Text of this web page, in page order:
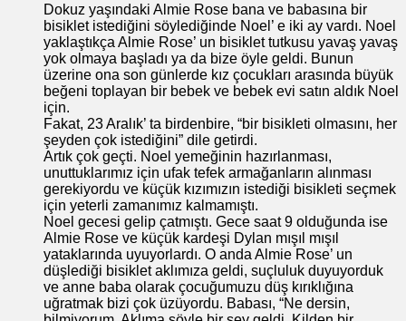
Dokuz yaşındaki Almie Rose bana ve babasına bir
bisiklet istediğini söylediğinde Noel’ e iki ay vardı. Noel
yaklaştıkça Almie Rose’ un bisiklet tutkusu yavaş yavaş
yok olmaya başladı ya da bize öyle geldi. Bunun
üzerine ona son günlerde kız çocukları arasında büyük
beğeni toplayan bir bebek ve bebek evi satın aldık Noel
için.
Fakat, 23 Aralık’ ta birdenbire, “bir bisikleti olmasını, her
şeyden çok istediğini” dile getirdi.
Artık çok geçti. Noel yemeğinin hazırlanması,
unuttuklarımız için ufak tefek armağanların alınması
gerekiyordu ve küçük kızımızın istediği bisikleti seçmek
için yeterli zamanımız kalmamıştı.
Noel gecesi gelip çatmıştı. Gece saat 9 olduğunda ise
Almie Rose ve küçük kardeşi Dylan mışıl mışıl
yataklarında uyuyorlardı. O anda Almie Rose’ un
düşlediği bisiklet aklımıza geldi, suçluluk duyuyorduk
ve anne baba olarak çocuğumuzu düş kırıklığına
uğratmak bizi çok üzüyordu. Babası, “Ne dersin,